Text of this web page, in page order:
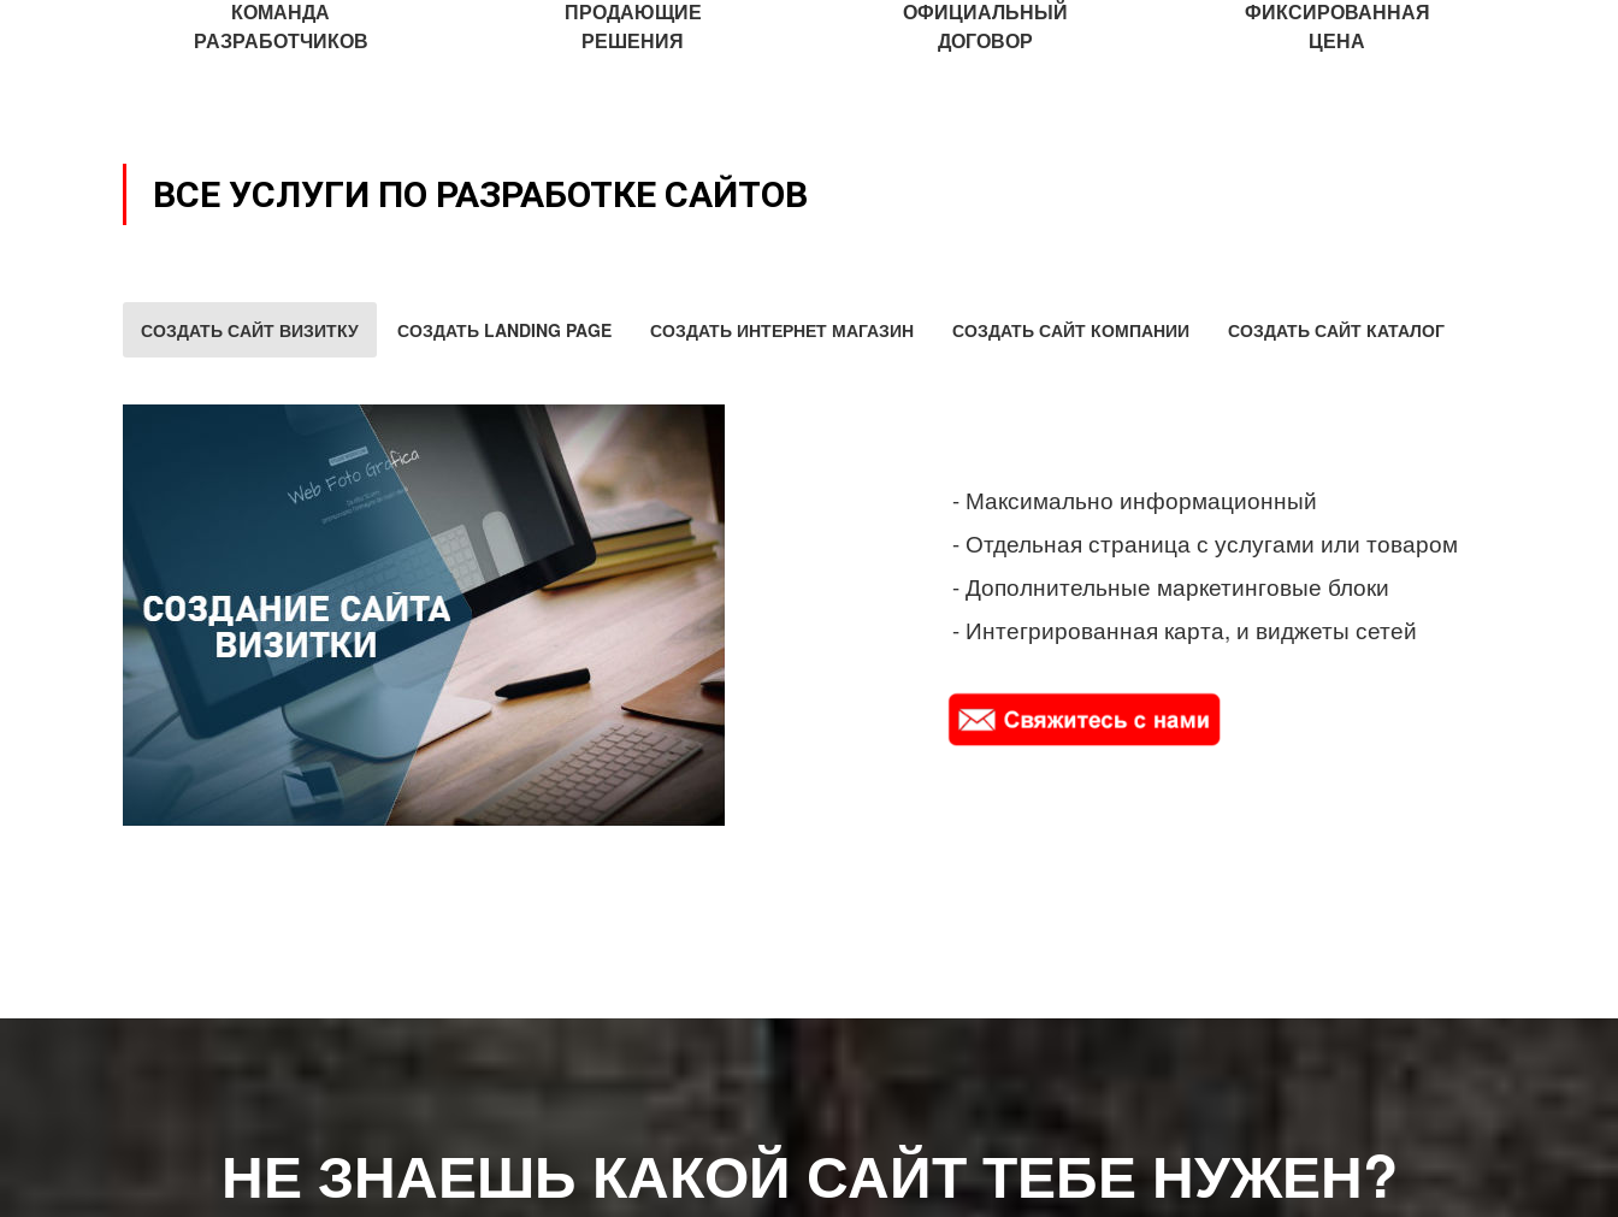
КОМАНДА
РАЗРАБОТЧИКОВ
ПРОДАЮЩИЕ
РЕШЕНИЯ
ОФИЦИАЛЬНЫЙ
ДОГОВОР
ФИКСИРОВАННАЯ
ЦЕНА
ВСЕ УСЛУГИ ПО РАЗРАБОТКЕ САЙТОВ
СОЗДАТЬ САЙТ ВИЗИТКУ СОЗДАТЬ LANDING PAGE СОЗДАТЬ ИНТЕРНЕТ МАГАЗИН СОЗДАТЬ САЙТ КОМПАНИИ СОЗДАТЬ САЙТ КАТАЛОГ
- Максимально информационный
- Отдельная страница с услугами или товаром
- Дополнительные маркетинговые блоки
- Интегрированная карта, и виджеты сетей
НЕ ЗНАЕШЬ КАКОЙ САЙТ ТЕБЕ НУЖЕН?